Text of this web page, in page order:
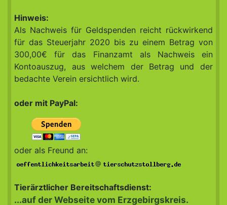
Hinweis:
Als Nachweis für Geldspenden reicht rückwirkend
für das Steuerjahr 2020 bis zu einem Betrag von
300,00€ für das Finanzamt als Nachweis ein
Kontoauszug, aus welchem der Betrag und der
bedachte Verein ersichtlich wird.
oder mit PayPal:
oder als Freund an:
@
Tierärztlicher Bereitschaftsdienst:
...auf der Webseite vom Erzgebirgskreis.